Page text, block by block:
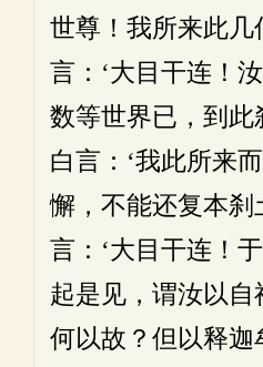
世尊！我所来此几
言：‘大目干连！
数等世界已，到此
白言：‘我此所来
懈，不能还复本刹
言：‘大目干连！
起是见，谓汝以自
何以故？但以释迦